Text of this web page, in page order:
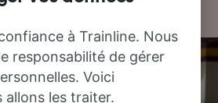
à Trainline. Nous
responsabilité de gérer
Voici
allons les traiter.